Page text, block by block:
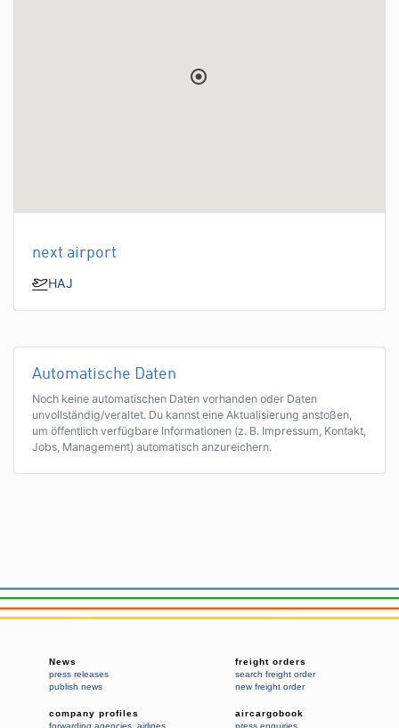
next airport
HAJ
Automatische Daten
Noch keine automatischen Daten vorhanden oder Daten
unvollständig/veraltet. Du kannst eine Aktualisierung anstoßen,
um öffentlich verfügbare Informationen (z. B. Impressum, Kontakt,
Jobs, Management) automatisch anzureichern.
News
press releases
publish news
freight orders
search freight order
new freight order
company profiles
forwarding agencies airlines
aircargobook
press enquiries